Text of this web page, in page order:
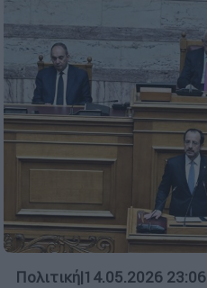
Πολιτική|14.05.2026 23:06